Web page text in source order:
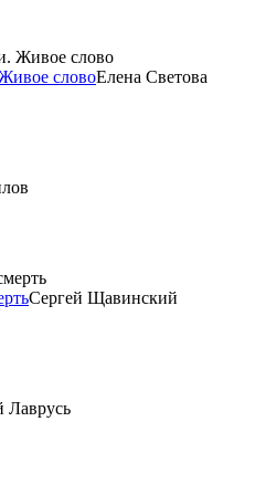
словоЕлена Светова
Сергей Щавинский
Лаврусь